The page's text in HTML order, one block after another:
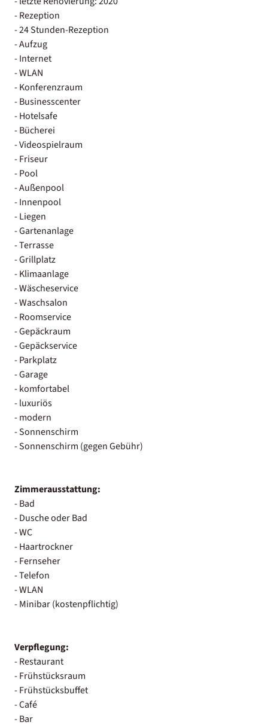
- Rezeption
- 24 Stunden-Rezeption
- Aufzug
- Internet
- WLAN
- Konferenzraum
- Businesscenter
- Hotelsafe
- Bücherei
- Videospielraum
- Friseur
- Pool
- Außenpool
- Innenpool
- Liegen
- Gartenanlage
- Terrasse
- Grillplatz
- Klimaanlage
- Wäscheservice
- Waschsalon
- Roomservice
- Gepäckraum
- Gepäckservice
- Parkplatz
- Garage
- komfortabel
- luxuriös
- modern
- Sonnenschirm
- Sonnenschirm (gegen Gebühr)
Zimmerausstattung:
- Bad
- Dusche oder Bad
- WC
- Haartrockner
- Fernseher
- Telefon
- WLAN
- Minibar (kostenpflichtig)
Verpflegung:
- Restaurant
- Frühstücksraum
- Frühstücksbuffet
- Café
- Bar